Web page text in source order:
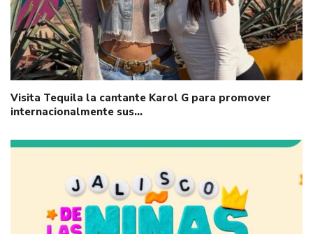
Visita Tequila la cantante Karol G para promover
internacionalmente sus…